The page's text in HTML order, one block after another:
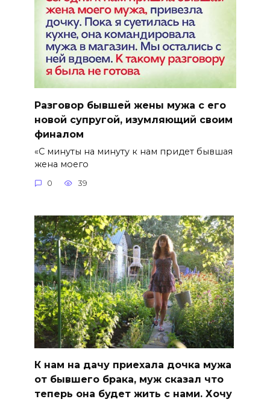
Разговор бывшей жены мужа с его
новой супругой, изумляющий своим
финалом
«С минуты на минуту к нам придет бывшая
жена моего
0 39
К нам на дачу приехала дочка мужа
от бывшего брака, муж сказал что
теперь она будет жить с нами. Хочу